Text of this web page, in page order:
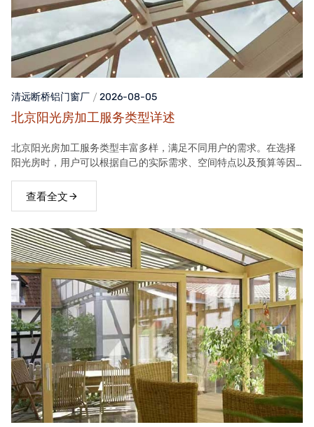
清远断桥铝门窗厂 2026-08-05
北京阳光房加工服务类型详述
北京阳光房加工服务类型丰富多样，满足不同用户的需求。在选择
阳光房时，用户可以根据自己的实际需求、空间特点以及预算等因
查看全文